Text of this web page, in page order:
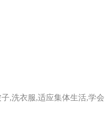
,洗衣服,适应集体生活,学会